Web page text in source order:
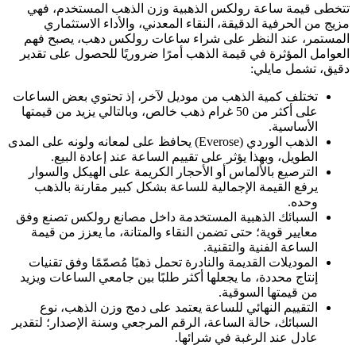
تتخطى قيمة ساعة رولكس الذهبية وزن الذهب المستخدم، فهي
مزيج من الحرفية الدقيقة، النقاء المعدني، والأداء الاستثماري
المستمر، عند النظر على شراء ساعات رولكس دهب، يصبح فهم
العوامل المؤثرة في قيمة الذهب أمرًا ضروريًا للحصول على تقدير
دقيق، تشمل مايلي:
تختلف كمية الذهب من موديل لآخر، إذ تحتوي بعض الساعات
على أكثر من 50 غرام ذهب خالص، وبالتالي يزيد من قيمتها
الأساسية.
الذهب الوردي (Everose) يحافظ على لمعانه ولونه على المدى
الطويل، وبهذا يؤثر على تقييم الساعة عند إعادة البيع.
الترصيع بالألماس أو الأحجار الكريمة على الهيكل والسوار
يرفع القيمة الإجمالية للساعة بشكل كبير مقارنة بالذهب
وحده.
السبائك الذهبية المستخدمة داخل مصانع رولكس تصنع وفق
معايير قوية؛ حتى تضمن النقاء والمتانة، ما يعزز من قيمة
الساعة الفنية والتقنية.
الموديلات القديمة والنادرة تحمل ذهبًا مُصمّمًا وفق تقنيات
إنتاج محددة، ما يجعلها أكثر طلبًا بين جامعي الساعات ويزيد
من قيمتها السوقية.
التقييم النهائي للساعة يعتمد على دمج وزن الذهب، نوع
السبائك، حالة الساعة، الرقم المرجعي وسنة الإصدار؛ لتقدير
عادل عند الرغبة في شرائها.